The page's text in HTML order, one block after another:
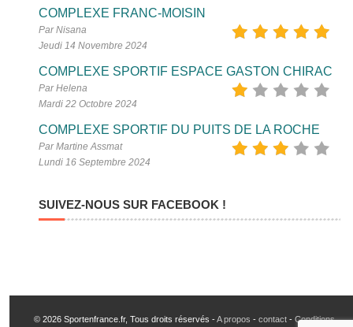
COMPLEXE FRANC-MOISIN
Par Nisana
Jeudi 14 Novembre 2024
COMPLEXE SPORTIF ESPACE GASTON CHIRAC
Par Helena
Mardi 22 Octobre 2024
COMPLEXE SPORTIF DU PUITS DE LA ROCHE
Par Martine Assmat
Lundi 16 Septembre 2024
SUIVEZ-NOUS SUR FACEBOOK !
© 2026 Sportenfrance.fr, Tous droits réservés -A propos - contact- Conditions